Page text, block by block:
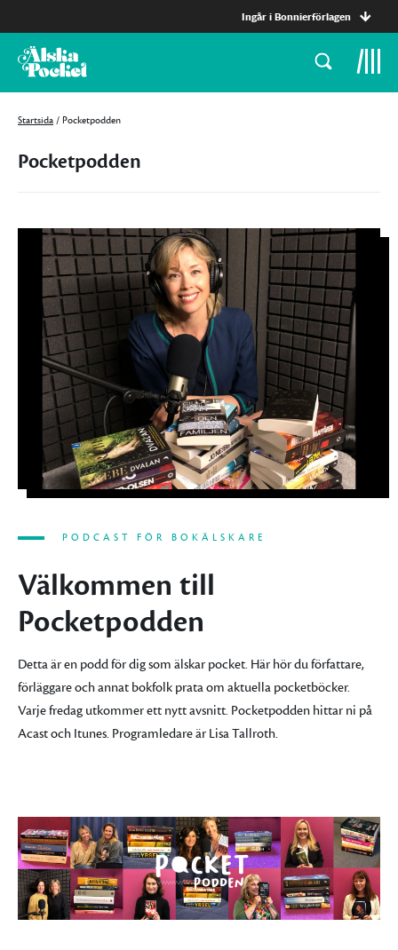
Ingår i Bonnierförlagen
Startsida / Pocketpodden
Pocketpodden
PODCAST FÖR BOKÄLSKARE
Välkommen till
Pocketpodden
Detta är en podd för dig som älskar pocket. Här hör du författare,
förläggare och annat bokfolk prata om aktuella pocketböcker.
Varje fredag utkommer ett nytt avsnitt. Pocketpodden hittar ni på
Acast och Itunes. Programledare är Lisa Tallroth.